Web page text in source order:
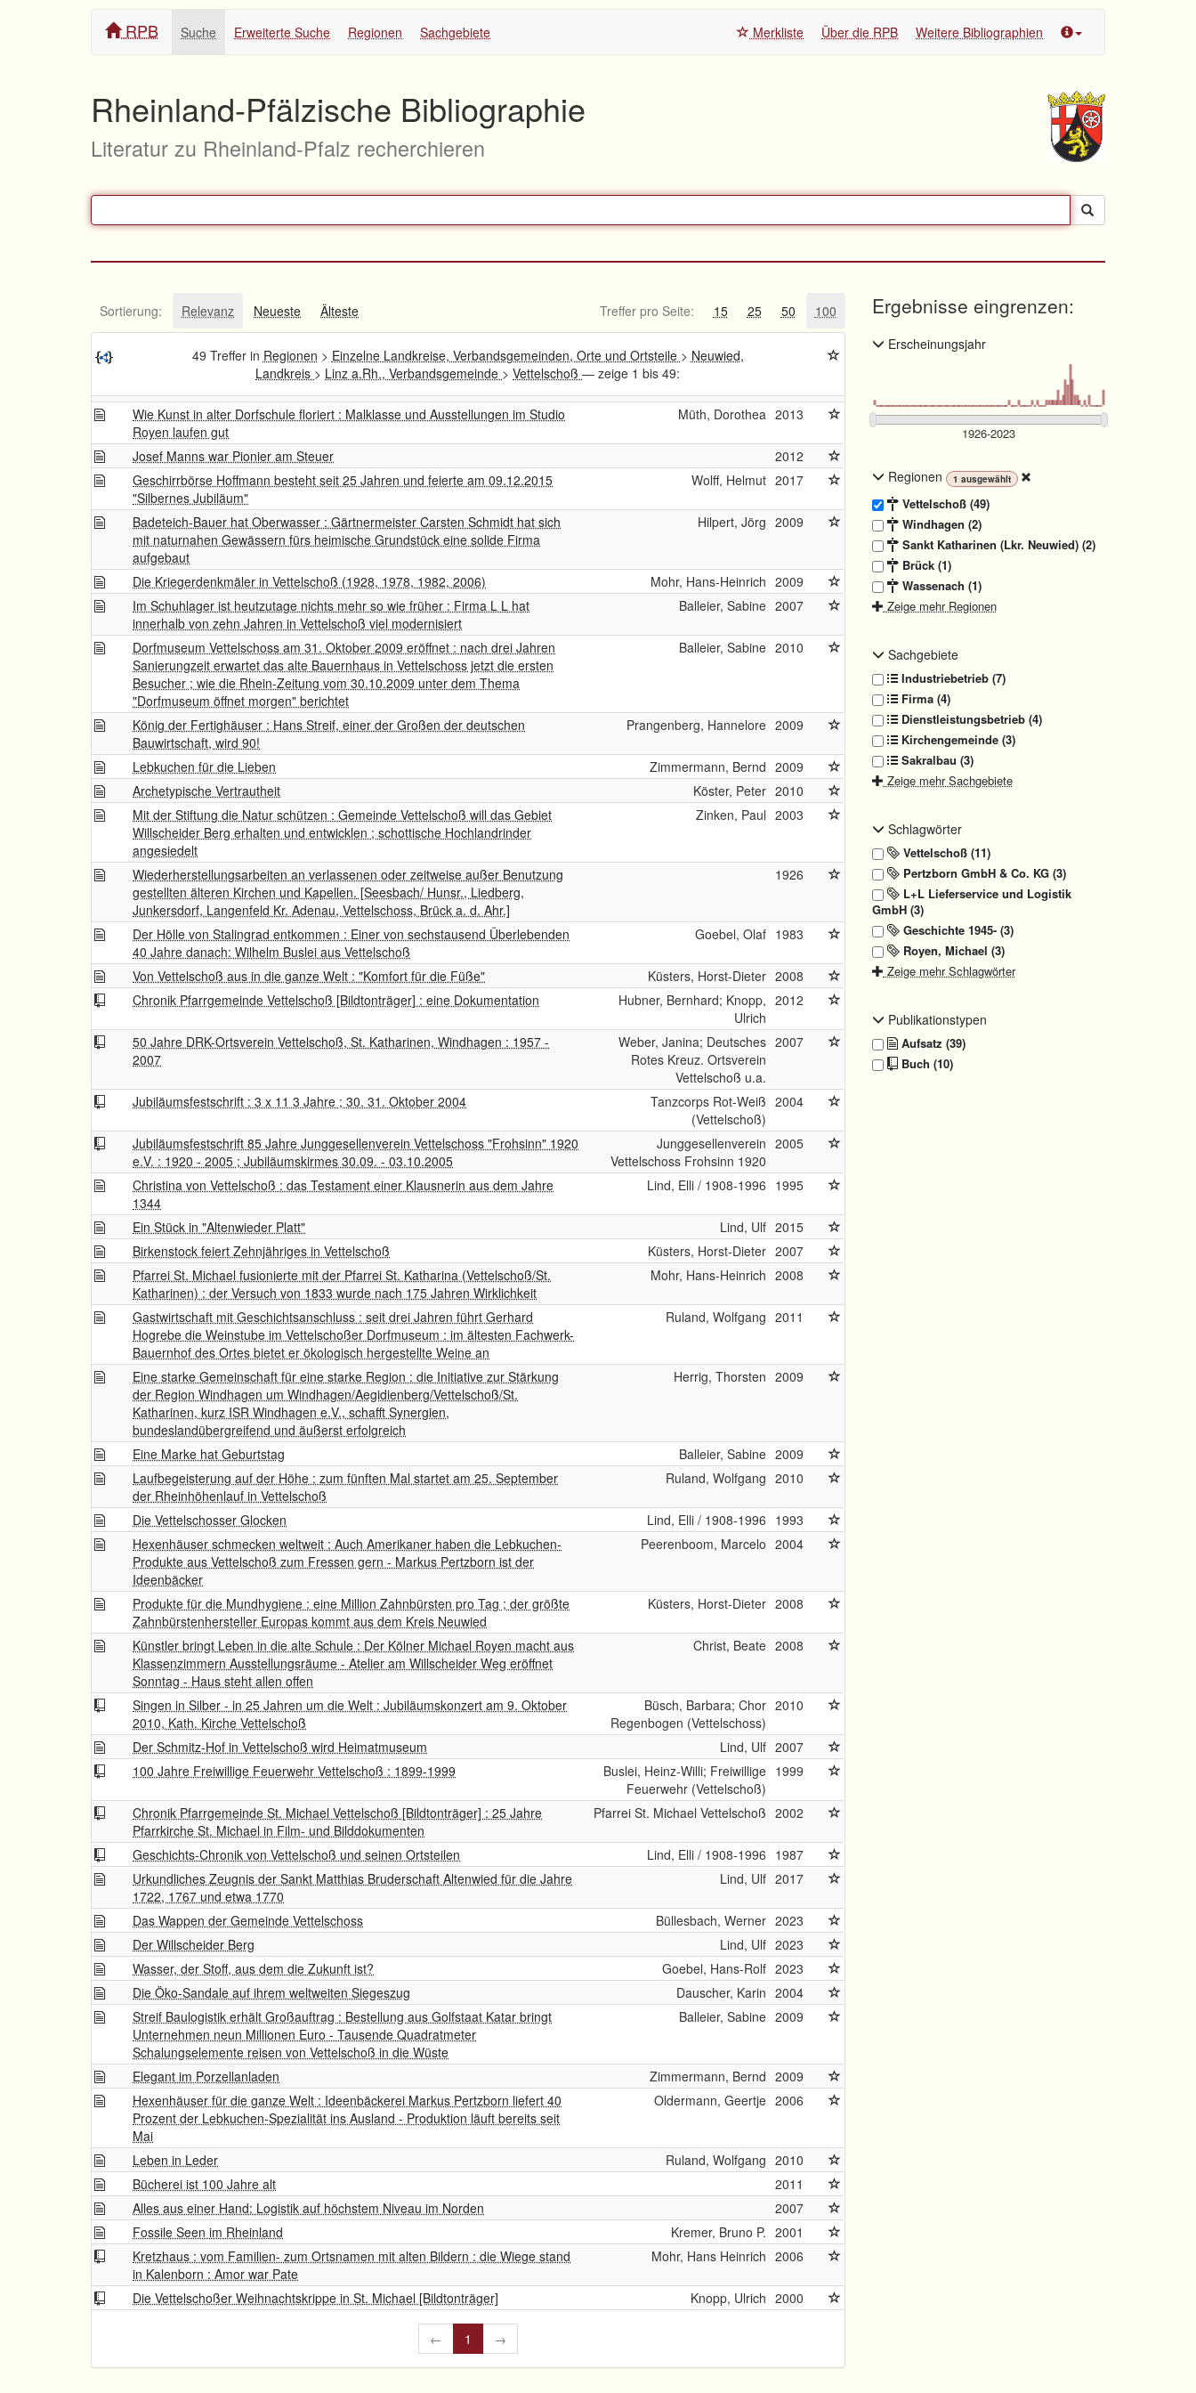
RPB Suche Erweiterte Suche Regionen Sachgebiete Merkliste Über die RPB Weitere Bibliographien
Rheinland-Pfälzische Bibliographie
Literatur zu Rheinland-Pfalz recherchieren
Sortierung: Relevanz Neueste Älteste Treffer pro Seite: 15 25 50 100
49 Treffer in Regionen > Einzelne Landkreise, Verbandsgemeinden, Orte und Ortsteile > Neuwied,
Landkreis > Linz a.Rh., Verbandsgemeinde >Vettelschoß— zeige 1 bis 49:
Wie Kunst in alter Dorfschule floriert : Malklasse und Ausstellungen im Studio
Royen laufen gut
Müth, Dorothea 2013
Josef Manns war Pionier am Steuer
2012
Geschirrbörse Hoffmann besteht seit 25 Jahren und feierte am 09.12.2015
"Silbernes Jubiläum"
Wolff, Helmut 2017
Badeteich-Bauer hat Oberwasser : Gärtnermeister Carsten Schmidt hat sich
mit naturnahen Gewässern fürs heimische Grundstück eine solide Firma
aufgebaut
Hilpert, Jörg 2009
Die Kriegerdenkmäler in Vettelschoß (1928, 1978, 1982, 2006) Mohr, Hans-Heinrich 2009
Im Schuhlager ist heutzutage nichts mehr so wie früher : Firma L L hat
innerhalb von zehn Jahren in Vettelschoß viel modernisiert
Balleier, Sabine 2007
Dorfmuseum Vettelschoss am 31. Oktober 2009 eröffnet : nach drei Jahren
Sanierungzeit erwartet das alte Bauernhaus in Vettelschoss jetzt die ersten
Besucher ; wie die Rhein-Zeitung vom 30.10.2009 unter dem Thema
"Dorfmuseum öffnet morgen" berichtet
Balleier, Sabine 2010
König der Fertighäuser : Hans Streif, einer der Großen der deutschen
Bauwirtschaft, wird 90!
Prangenberg, Hannelore 2009
Lebkuchen für die Lieben Zimmermann, Bernd 2009
Archetypische Vertrautheit
Köster, Peter 2010
Mit der Stiftung die Natur schützen : Gemeinde Vettelschoß will das Gebiet
Willscheider Berg erhalten und entwicklen ; schottische Hochlandrinder
angesiedelt
Zinken, Paul 2003
Wiederherstellungsarbeiten an verlassenen oder zeitweise außer Benutzung
gestellten älteren Kirchen und Kapellen. [Seesbach/ Hunsr., Liedberg,
Junkersdorf, Langenfeld Kr. Adenau, Vettelschoss, Brück a. d. Ahr.]
1926
Der Hölle von Stalingrad entkommen : Einer von sechstausend Überlebenden
40 Jahre danach: Wilhelm Buslei aus Vettelschoß
Goebel, Olaf 1983
Von Vettelschoß aus in die ganze Welt : "Komfort für die Füße" Küsters, Horst-Dieter 2008
Chronik Pfarrgemeinde Vettelschoß [Bildtonträger] : eine Dokumentation
Hubner, Bernhard; Knopp,
Ulrich
2012
50 Jahre DRK-Ortsverein Vettelschoß, St. Katharinen, Windhagen : 1957 -
2007
Weber, Janina; Deutsches
Rotes Kreuz. Ortsverein
Vettelschoß u.a.
2007
Jubiläumsfestschrift : 3 x 11 3 Jahre ; 30. 31. Oktober 2004
Tanzcorps Rot-Weiß
(Vettelschoß)
2004
Jubiläumsfestschrift 85 Jahre Junggesellenverein Vettelschoss "Frohsinn" 1920
e.V. : 1920 - 2005 ; Jubiläumskirmes 30.09. - 03.10.2005
Junggesellenverein
Vettelschoss Frohsinn 1920
2005
Christina von Vettelschoß : das Testament einer Klausnerin aus dem Jahre
1344
Lind, Elli / 1908-1996 1995
Ein Stück in "Altenwieder Platt" Lind, Ulf 2015
Birkenstock feiert Zehnjähriges in Vettelschoß
Küsters, Horst-Dieter 2007
Pfarrei St. Michael fusionierte mit der Pfarrei St. Katharina (Vettelschoß/St.
Katharinen) : der Versuch von 1833 wurde nach 175 Jahren Wirklichkeit
Mohr, Hans-Heinrich 2008
Gastwirtschaft mit Geschichtsanschluss : seit drei Jahren führt Gerhard
Hogrebe die Weinstube im Vettelschoßer Dorfmuseum : im ältesten Fachwerk-
Bauernhof des Ortes bietet er ökologisch hergestellte Weine an
Ruland, Wolfgang 2011
Eine starke Gemeinschaft für eine starke Region : die Initiative zur Stärkung
der Region Windhagen um Windhagen/Aegidienberg/Vettelschoß/St.
Katharinen, kurz ISR Windhagen e.V., schafft Synergien,
bundeslandübergreifend und äußerst erfolgreich
Herrig, Thorsten 2009
Eine Marke hat Geburtstag Balleier, Sabine 2009
Laufbegeisterung auf der Höhe : zum fünften Mal startet am 25. September
der Rheinhöhenlauf in Vettelschoß
Ruland, Wolfgang 2010
Die Vettelschosser Glocken Lind, Elli / 1908-1996 1993
Hexenhäuser schmecken weltweit : Auch Amerikaner haben die Lebkuchen-
Produkte aus Vettelschoß zum Fressen gern - Markus Pertzborn ist der
Ideenbäcker
Peerenboom, Marcelo 2004
Produkte für die Mundhygiene : eine Million Zahnbürsten pro Tag ; der größte
Zahnbürstenhersteller Europas kommt aus dem Kreis Neuwied
Küsters, Horst-Dieter 2008
Künstler bringt Leben in die alte Schule : Der Kölner Michael Royen macht aus
Klassenzimmern Ausstellungsräume - Atelier am Willscheider Weg eröffnet
Sonntag - Haus steht allen offen
Christ, Beate 2008
Singen in Silber - in 25 Jahren um die Welt : Jubiläumskonzert am 9. Oktober
2010, Kath. Kirche Vettelschoß
Büsch, Barbara; Chor
Regenbogen (Vettelschoss)
2010
Der Schmitz-Hof in Vettelschoß wird Heimatmuseum Lind, Ulf 2007
100 Jahre Freiwillige Feuerwehr Vettelschoß : 1899-1999
Buslei, Heinz-Willi; Freiwillige
Feuerwehr (Vettelschoß)
1999
Chronik Pfarrgemeinde St. Michael Vettelschoß [Bildtonträger] : 25 Jahre
Pfarrkirche St. Michael in Film- und Bilddokumenten
Pfarrei St. Michael Vettelschoß 2002
Geschichts-Chronik von Vettelschoß und seinen Ortsteilen Lind, Elli / 1908-1996 1987
Urkundliches Zeugnis der Sankt Matthias Bruderschaft Altenwied für die Jahre
1722, 1767 und etwa 1770
Lind, Ulf 2017
Das Wappen der Gemeinde Vettelschoss Büllesbach, Werner 2023
Der Willscheider Berg
Lind, Ulf 2023
Wasser, der Stoff, aus dem die Zukunft ist?
Goebel, Hans-Rolf 2023
Die Öko-Sandale auf ihrem weltweiten Siegeszug
Dauscher, Karin 2004
Streif Baulogistik erhält Großauftrag : Bestellung aus Golfstaat Katar bringt
Unternehmen neun Millionen Euro - Tausende Quadratmeter
Schalungselemente reisen von Vettelschoß in die Wüste
Balleier, Sabine 2009
Elegant im Porzellanladen Zimmermann, Bernd 2009
Hexenhäuser für die ganze Welt : Ideenbäckerei Markus Pertzborn liefert 40
Prozent der Lebkuchen-Spezialität ins Ausland - Produktion läuft bereits seit
Mai
Oldermann, Geertje 2006
Leben in Leder Ruland, Wolfgang 2010
Bücherei ist 100 Jahre alt
2011
Alles aus einer Hand: Logistik auf höchstem Niveau im Norden
2007
Fossile Seen im Rheinland
Kremer, Bruno P. 2001
Kretzhaus : vom Familien- zum Ortsnamen mit alten Bildern : die Wiege stand
in Kalenborn : Amor war Pate
Mohr, Hans Heinrich 2006
Die Vettelschoßer Weihnachtskrippe in St. Michael [Bildtonträger] Knopp, Ulrich 2000
← 1 →
Ergebnisse eingrenzen:
Erscheinungsjahr
Regionen 1 ausgewählt
Vettelschoß (49)
Windhagen (2)
Sankt Katharinen (Lkr. Neuwied) (2)
Brück (1)
Wassenach (1)
Zeige mehr Regionen
Sachgebiete
Industriebetrieb (7)
Firma (4)
Dienstleistungsbetrieb (4)
Kirchengemeinde (3)
Sakralbau (3)
Zeige mehr Sachgebiete
Schlagwörter
Vettelschoß (11)
Pertzborn GmbH & Co. KG (3)
L+L Lieferservice und Logistik
GmbH (3)
Geschichte 1945- (3)
Royen, Michael (3)
Zeige mehr Schlagwörter
Publikationstypen
Aufsatz (39)
Buch (10)